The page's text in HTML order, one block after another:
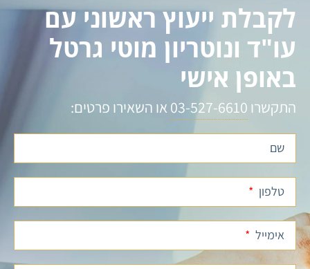
לקבלת ייעוץ ראשוני עם
עו"ד ונוטריון מוטי גרטל
באופן אישי
התקשרו 03-527-6610 או השאירו פרטים:
שם
טלפון
אימייל